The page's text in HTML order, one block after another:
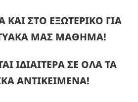
ΚΑΙ ΣΤΟ ΕΞΩΤΕΡΙΚΟ ΓΙΑ
ΜΑΣ ΜΑΘΗΜΑ!
ΙΔΙΑΙΤΕΡΑ ΣΕ ΟΛΑ ΤΑ
ΑΝΤΙΚΕΙΜΕΝΑ!